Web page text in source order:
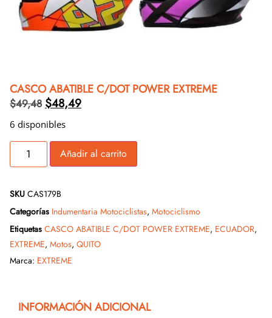
CASCO ABATIBLE C/DOT POWER EXTREME
$49,48 $48,49
6 disponibles
Añadir al carrito
SKU CAS179B
Categorías Indumentaria Motociclistas, Motociclismo
Etiquetas CASCO ABATIBLE C/DOT POWER EXTREME, ECUADOR,
EXTREME, Motos, QUITO
Marca: EXTREME
INFORMACIÓN ADICIONAL